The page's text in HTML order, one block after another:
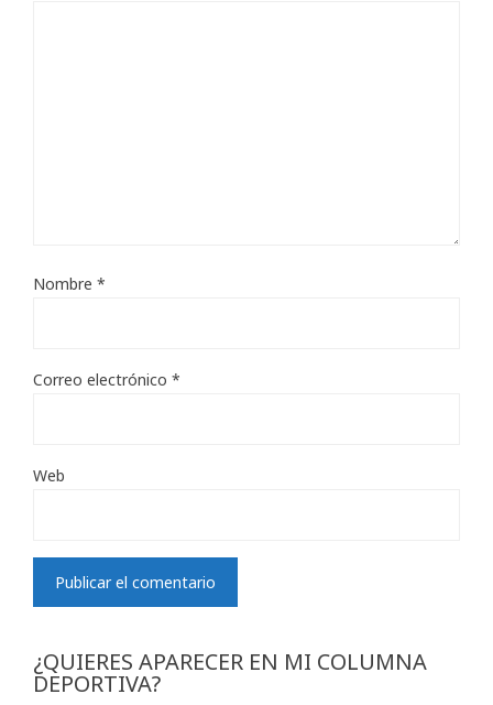
Nombre *
Correo electrónico *
Web
¿QUIERES APARECER EN MI COLUMNA
DEPORTIVA?